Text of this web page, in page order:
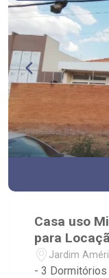
Casa uso
para
Jardim
- 3 Dormitórios